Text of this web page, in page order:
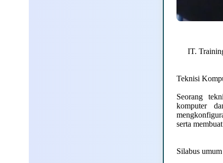
IT.
Teknisi
Seorang
komputer
serta
Silabus umum